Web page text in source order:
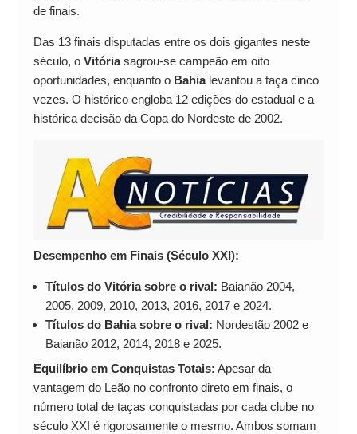
de finais.
Das 13 finais disputadas entre os dois gigantes neste
século, o Vitóriasagrou-se campeão em oito
oportunidades, enquanto o Bahialevantou a taça cinco
vezes. O histórico engloba 12 edições do estadual e a
histórica decisão da Copa do Nordeste de 2002.
Desempenho em Finais (Século XXI):
Títulos do Vitória sobre o rival: Baianão 2004,
2005, 2009, 2010, 2013, 2016, 2017 e 2024.
Títulos do Bahia sobre o rival: Nordestão 2002 e
Baianão 2012, 2014, 2018 e 2025.
Equilíbrio em Conquistas Totais: Apesar da
vantagem do Leão no confronto direto em finais, o
número total de taças conquistadas por cada clube no
século XXI é rigorosamente o mesmo. Ambos somam